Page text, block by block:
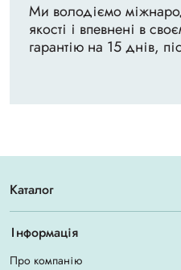
Ми володіємо
якості і впевнені в
гарантію на 15 днів,
Каталог
Інформація
Про компанію